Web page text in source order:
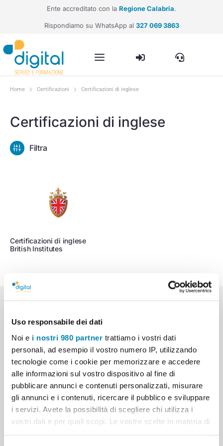
Uso responsabile dei dati
Noi e i nostri 980 partner trattiamo i vostri dati
personali, ad esempio il vostro numero IP, utilizzando
tecnologie come i cookie per memorizzare e accedere
alle informazioni sul vostro dispositivo al fine di
pubblicare annunci e contenuti personalizzati, misurare
gli annunci e i contenuti, ricercare il pubblico e sviluppare
i servizi. Avete la possibilità di scegliere chi utilizza i
vostri dati e per quali scopi. Le vostre scelte in materia di
Ente accreditato con la Regione Calabria.
Rispondiamo su WhatsApp al 327 069 3863
Certificazioni di inglese
Filtra
Tu sei qui:
Home Certificazioni Certificazioni di inglese
Certificazioni di inglese
British Institutes
Sede di Reggio Calabria
Via San Francesco da Paola, 56
0965 883777 WhatsApp
Sede di Taurianova
Via Zaccaria Traversa I, 14
0966 615233 WhatsApp